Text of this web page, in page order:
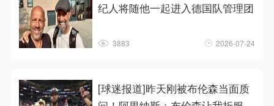
纪人将随他一起进入德国队管理团
3883 2026-07-24
[球迷报道]昨天刚被布伦森当面质